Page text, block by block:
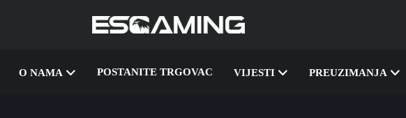
O NAMA POSTANITE TRGOVAC VIJESTI PREUZIMANJA